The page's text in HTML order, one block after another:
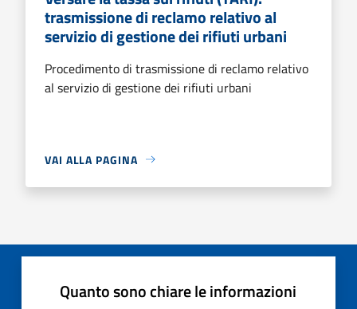
trasmissione di reclamo relativo al
servizio di gestione dei rifiuti urbani
Procedimento di trasmissione di reclamo relativo
al servizio di gestione dei rifiuti urbani
VAI ALLA PAGINA
Quanto sono chiare le informazioni